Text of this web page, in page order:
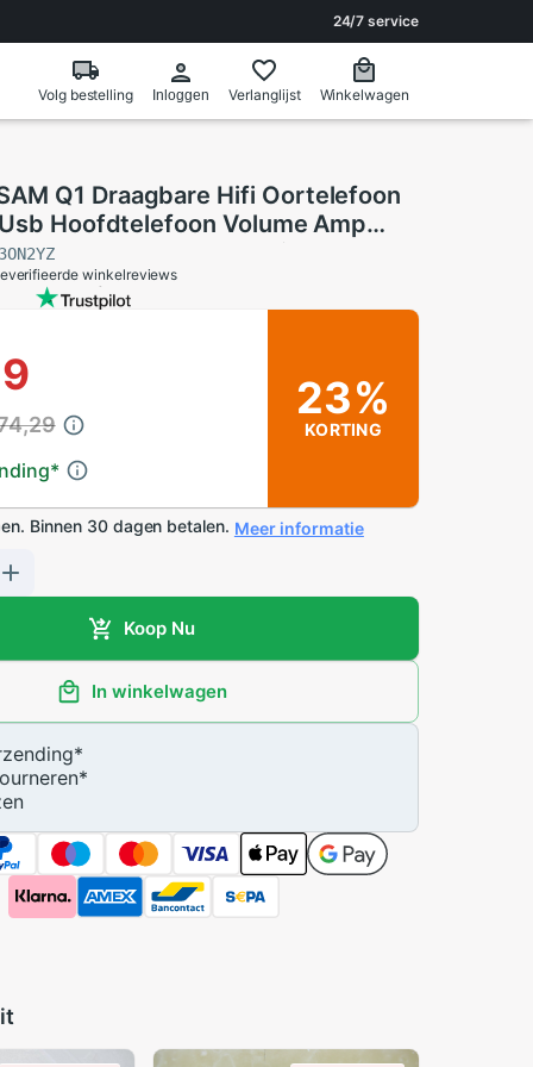
24/7 service
Volg bestelling Inloggen Verlanglijst Winkelwagen
Q1 Draagbare Hifi Oortelefoon
Hoofdtelefoon Volume Amp
Dac 3.5Mm O Versterking
winkelreviews
*
23%
KORTING
Binnen 30 dagen betalen. Meer informatie
Koop Nu
In winkelwagen
*
*